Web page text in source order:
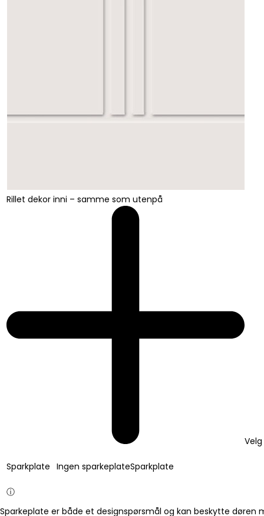
Rillet dekor inni – samme som utenpå
Velg
Sparkplate Ingen sparkeplateSparkplate
ⓘ
Sparkeplate er både et designspørsmål og kan beskytte døren